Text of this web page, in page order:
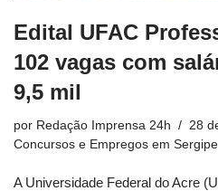
Edital UFAC
102 vagas com
9,5 mil
por Redação Imprensa 24h
28
Concursos e Empregos em Sergipe
A Universidade Federal do Acre